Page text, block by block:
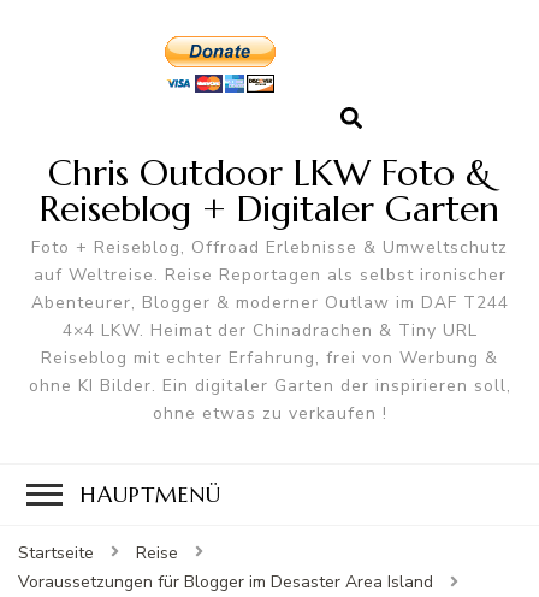
Chris Outdoor LKW Foto &
Reiseblog + Digitaler Garten
Foto + Reiseblog, Offroad Erlebnisse & Umweltschutz
auf Weltreise. Reise Reportagen als selbst ironischer
Abenteurer, Blogger & moderner Outlaw im DAF T244
4×4 LKW. Heimat der Chinadrachen & Tiny URL
Reiseblog mit echter Erfahrung, frei von Werbung &
ohne KI Bilder. Ein digitaler Garten der inspirieren soll,
ohne etwas zu verkaufen !
HAUPTMENÜ
Startseite
Reise
Voraussetzungen für Blogger im Desaster Area Island